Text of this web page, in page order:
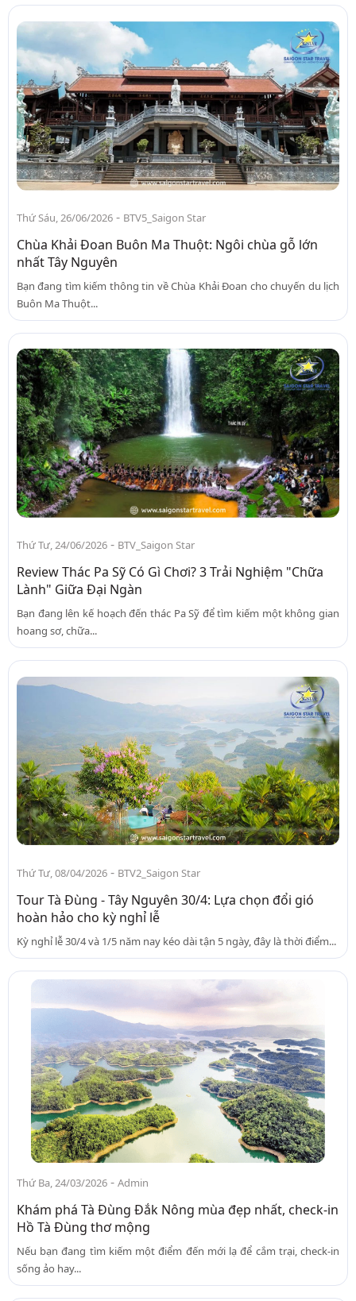
Thứ Sáu, 26/06/2026 - BTV5_Saigon Star
Chùa Khải Đoan Buôn Ma Thuột: Ngôi chùa gỗ lớn
nhất Tây Nguyên
Bạn đang tìm kiếm thông tin về Chùa Khải Đoan cho chuyến du lịch
Buôn Ma Thuột...
Thứ Tư, 24/06/2026 - BTV_Saigon Star
Review Thác Pa Sỹ Có Gì Chơi? 3 Trải Nghiệm "Chữa
Lành" Giữa Đại Ngàn
Bạn đang lên kế hoạch đến thác Pa Sỹ để tìm kiếm một không gian
hoang sơ, chữa...
Thứ Tư, 08/04/2026 - BTV2_Saigon Star
Tour Tà Đùng - Tây Nguyên 30/4: Lựa chọn đổi gió
hoàn hảo cho kỳ nghỉ lễ
Kỳ nghỉ lễ 30/4 và 1/5 năm nay kéo dài tận 5 ngày, đây là thời điểm...
Thứ Ba, 24/03/2026 - Admin
Khám phá Tà Đùng Đắk Nông mùa đẹp nhất, check-in
Hồ Tà Đùng thơ mộng
Nếu bạn đang tìm kiếm một điểm đến mới lạ để cắm trại, check-in
sống ảo hay...